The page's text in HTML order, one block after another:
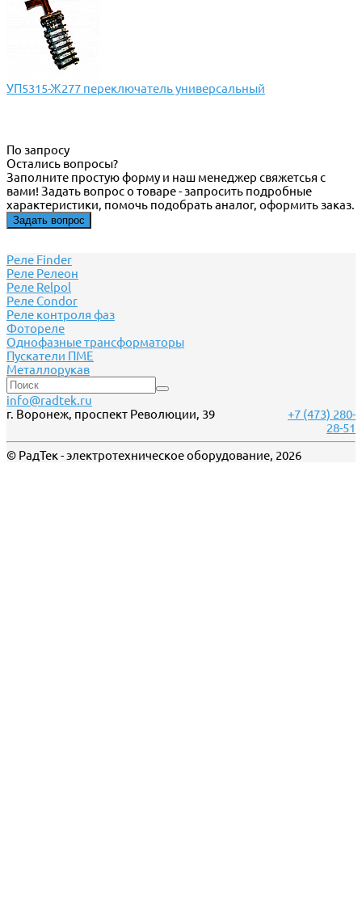
УП5315-Ж277 переключатель универсальный
По запросу
Остались вопросы?
Заполните простую форму и наш менеджер свяжетсья с
вами! Задать вопрос о товаре - запросить подробные
характеристики, помочь подобрать аналог, оформить заказ.
Задать вопрос
Реле Finder
Реле Релеон
Реле Relpol
Реле Сondor
Реле контроля фаз
Фотореле
Однофазные трансформаторы
Пускатели ПМЕ
Металлорукав
info@radtek.ru
г. Воронеж, проспект Революции, 39
+7 (473) 280-
28-51
© РадТек - электротехническое оборудование, 2026